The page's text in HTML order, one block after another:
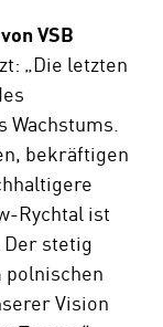
VSB
„Die letzten
bekräftigen
Rychtal ist
stetig
polnischen
Vision